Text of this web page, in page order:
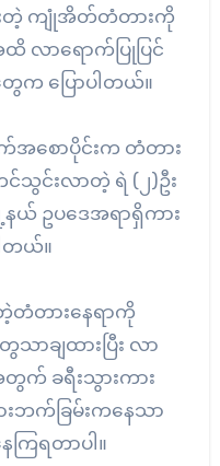
ားတဲ့ ကျုံအိတ်တံတားကို
လာရောက်ပြုပြင်
ပြောပါတယ်။
အစောပိုင်းက တံတား
င်သွင်းလာတဲ့ ရဲ (၂)ဦး
ယ် ဥပဒေအရာရှိကား
တယ်။
တဲ့တံတားနေရာကို
ချထားပြီး လာ
က် ခရီးသွားကား
ဘက်ခြမ်းကနေသာ
ကြရတာပါ။